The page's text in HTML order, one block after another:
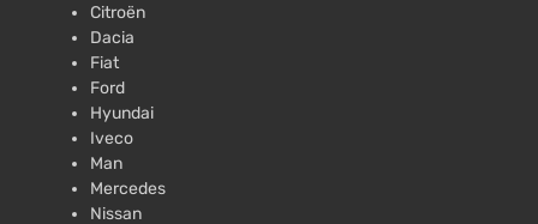
Citroën
Dacia
Fiat
Ford
Hyundai
Iveco
Man
Mercedes
Nissan